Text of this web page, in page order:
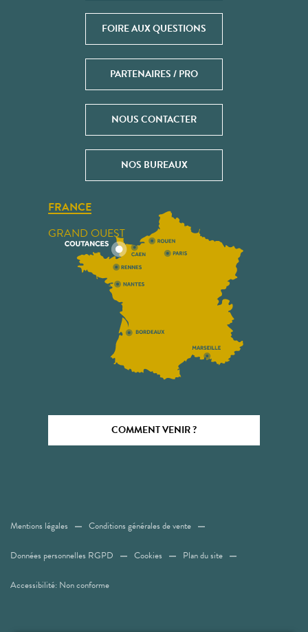
FOIRE AUX QUESTIONS
PARTENAIRES / PRO
NOUS CONTACTER
NOS BUREAUX
FRANCE
GRAND OUEST
COMMENT VENIR ?
Mentions légales Conditions générales de vente
Données personnelles RGPD Cookies Plan du site
Accessibilité: Non conforme